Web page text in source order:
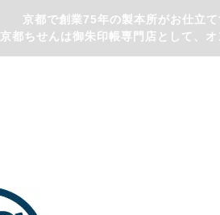
京都で創業75年の製本所がお仕立
京都ちせんは御朱印帳専門店として、